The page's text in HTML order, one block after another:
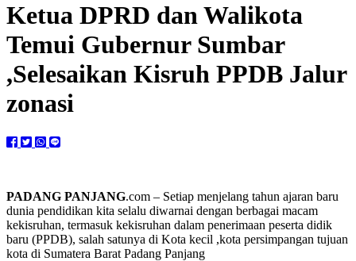
Ketua DPRD dan Walikota
Temui Gubernur Sumbar
,Selesaikan Kisruh PPDB Jalur
zonasi
PADANG PANJANG.com – Setiap menjelang tahun ajaran baru
dunia pendidikan kita selalu diwarnai dengan berbagai macam
kekisruhan, termasuk kekisruhan dalam penerimaan peserta didik
baru (PPDB), salah satunya di Kota kecil ,kota persimpangan tujuan
kota di Sumatera Barat Padang Panjang